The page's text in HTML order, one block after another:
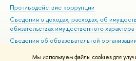
Мы используем файлы cookies для
Противодействие коррупции
Сведения о доходах, расходах, об
обязательствах имущественного характера
Сведения об образовательной организации
Людям с ограниченными возможностями